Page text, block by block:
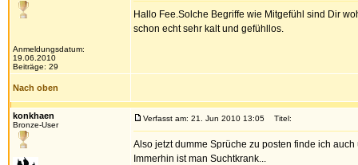
Anmeldungsdatum:
19.06.2010
Beiträge: 29
Hallo Fee.Solche Begriffe wie Mitgefühl sind Dir
schon echt sehr kalt und gefühllos.
Nach oben
konkhaen
Bronze-User
Verfasst am: 21. Jun 2010 13:05 Titel:
Also jetzt dumme Sprüche zu posten finde ich auch
Immerhin ist man Suchtkrank...